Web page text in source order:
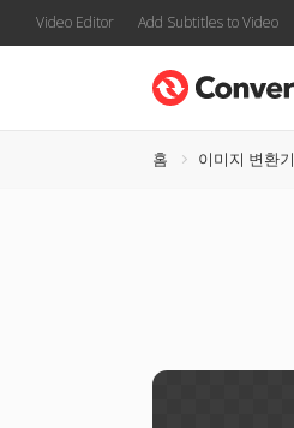
Video Editor Add Subtitles to Video
홈 이미지 변환기